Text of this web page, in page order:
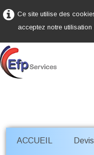
Ce site utilise des
acceptez notre
ACCUEIL